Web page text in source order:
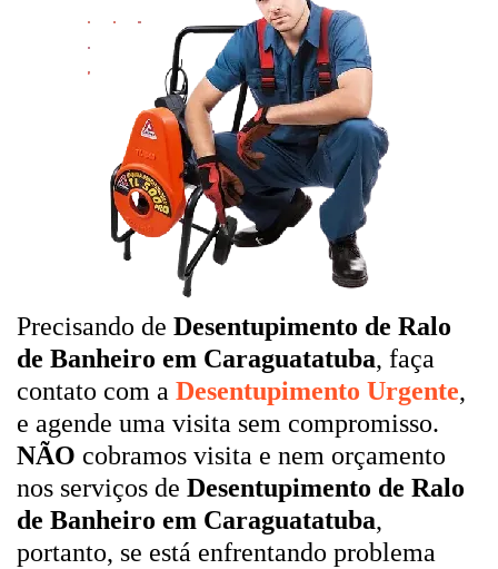
Precisando de Desentupimento de Ralo
de Banheiro em Caraguatatuba, faça
contato com a Desentupimento Urgente,
e agende uma visita sem compromisso.
NÃO cobramos visita e nem orçamento
nos serviços de Desentupimento de Ralo
de Banheiro em Caraguatatuba,
portanto, se está enfrentando problema